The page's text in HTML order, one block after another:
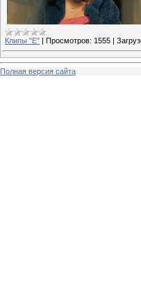
Клипы "Е" | Просмотров: 1555 |
Полная версия сайта